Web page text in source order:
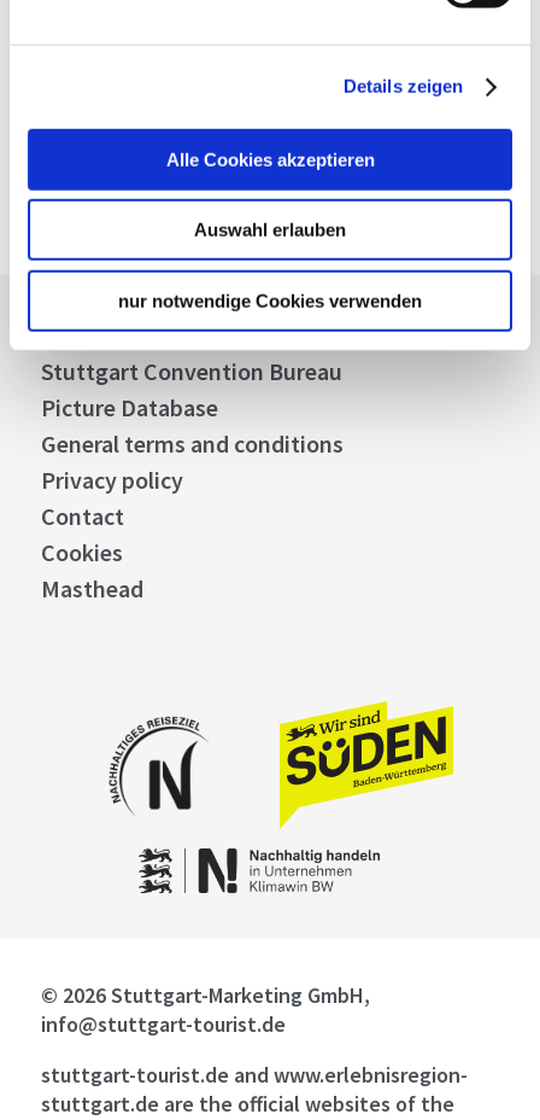
Details zeigen
Alle Cookies akzeptieren
Auswahl erlauben
nur notwendige Cookies verwenden
Press
Stuttgart Convention Bureau
Picture Database
General terms and conditions
Privacy policy
Contact
Cookies
Masthead
© 2026 Stuttgart-Marketing GmbH,
info@stuttgart-tourist.de
stuttgart-tourist.de and www.erlebnisregion-
stuttgart.de are the official websites of the